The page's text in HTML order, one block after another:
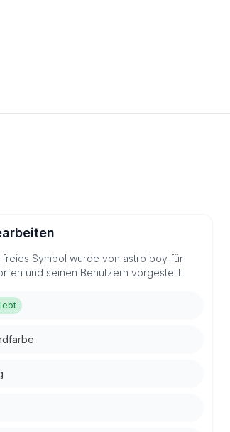
freies Symbol wurde von astro boy für
und seinen Benutzern vorgestellt